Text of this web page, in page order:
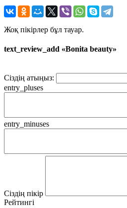
Жоқ пікірлер бұл тауар.
text_review_add «Bonita beauty»
Сіздің атыңыз:
entry_pluses
entry_minuses
Сіздің пікір
Рейтингі